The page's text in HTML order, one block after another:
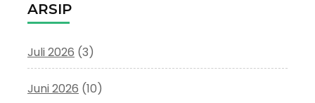
ARSIP
Juli 2026 (3)
Juni 2026 (10)